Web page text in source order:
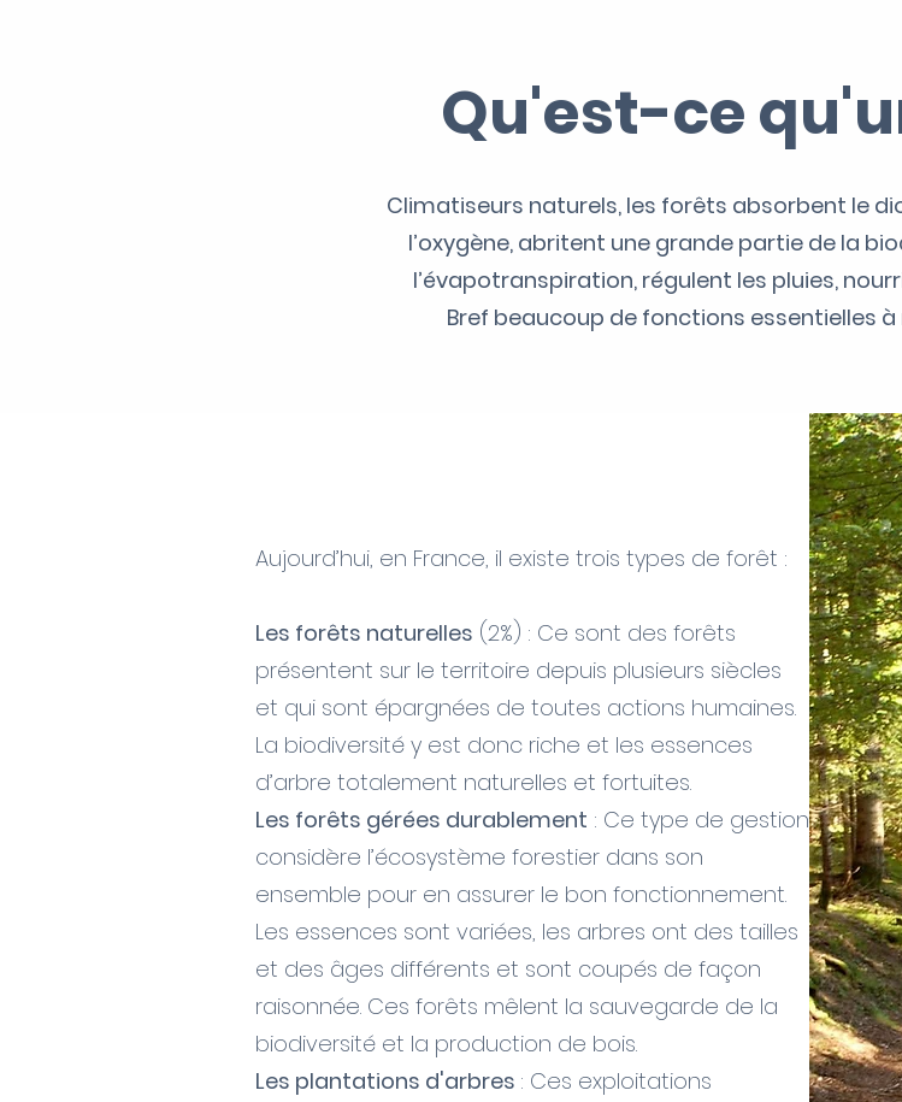
Qu'est-ce
Climatiseurs naturels, les forêts absorbent le
l’oxygène, abritent une grande partie de la
l’évapotranspiration, régulent les pluies,
Bref beaucoup de fonctions essentielles
Aujourd’hui, en France, il existe trois types de forêt :
Les forêts naturelles (2%) : Ce sont des forêts
présentent sur le territoire depuis plusieurs siècles
et qui sont épargnées de toutes actions humaines.
La biodiversité y est donc riche et les essences
d’arbre totalement naturelles et fortuites.
Les forêts gérées durablement : Ce type de gestion
considère l’écosystème forestier dans son
ensemble pour en assurer le bon fonctionnement.
Les essences sont variées, les arbres ont des tailles
et des âges différents et sont coupés de façon
raisonnée. Ces forêts mêlent la sauvegarde de la
biodiversité et la production de bois.
Les plantations d'arbres : Ces exploitations